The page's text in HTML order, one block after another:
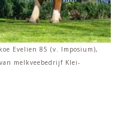
Evelien 85 (v. Imposium),
melkveebedrijf Klei-